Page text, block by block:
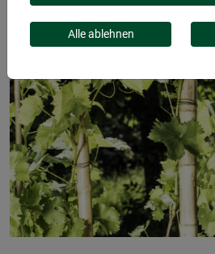
Alle ablehnen